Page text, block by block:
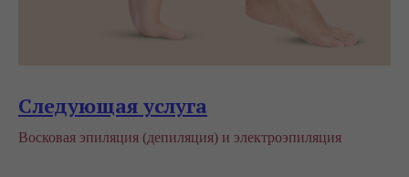
Следующая услуга
Восковая эпиляция (депиляция) и электроэпиляция